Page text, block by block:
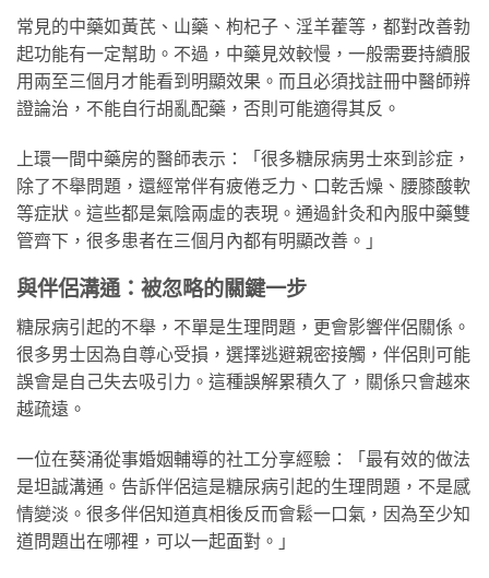
常見的中藥如黃芪、山藥、枸杞子、淫羊藿等，都對改善勃
起功能有一定幫助。不過，中藥見效較慢，一般需要持續服
用兩至三個月才能看到明顯效果。而且必須找註冊中醫師辨
證論治，不能自行胡亂配藥，否則可能適得其反。
上環一間中藥房的醫師表示：「很多糖尿病男士來到診症，
除了不舉問題，還經常伴有疲倦乏力、口乾舌燥、腰膝酸軟
等症狀。這些都是氣陰兩虛的表現。通過針灸和內服中藥雙
管齊下，很多患者在三個月內都有明顯改善。」
與伴侶溝通：被忽略的關鍵一步
糖尿病引起的不舉，不單是生理問題，更會影響伴侶關係。
很多男士因為自尊心受損，選擇逃避親密接觸，伴侶則可能
誤會是自己失去吸引力。這種誤解累積久了，關係只會越來
越疏遠。
一位在葵涌從事婚姻輔導的社工分享經驗：「最有效的做法
是坦誠溝通。告訴伴侶這是糖尿病引起的生理問題，不是感
情變淡。很多伴侶知道真相後反而會鬆一口氣，因為至少知
道問題出在哪裡，可以一起面對。」